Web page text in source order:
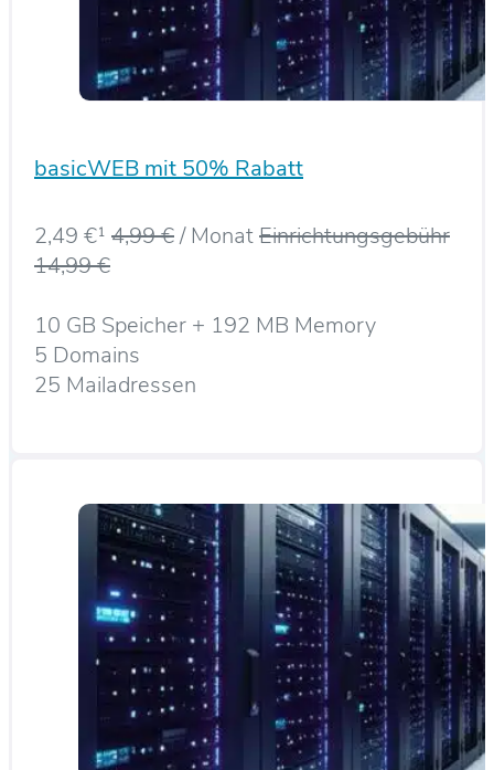
basicWEB mit 50% Rabatt
2,49 €¹ 4,99 €/ MonatEinrichtungsgebühr
14,99 €
10 GB Speicher + 192 MB Memory
5 Domains
25 Mailadressen